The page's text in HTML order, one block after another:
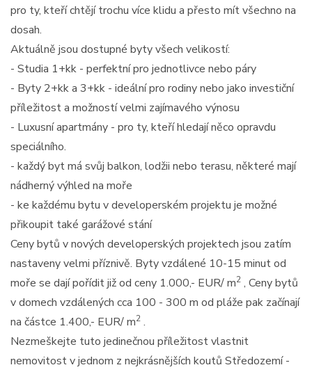
pro ty, kteří chtějí trochu více klidu a přesto mít všechno na
dosah.
Aktuálně jsou dostupné byty všech velikostí:
- Studia 1+kk - perfektní pro jednotlivce nebo páry
- Byty 2+kk a 3+kk - ideální pro rodiny nebo jako investiční
příležitost a možností velmi zajímavého výnosu
- Luxusní apartmány - pro ty, kteří hledají něco opravdu
speciálního.
- každý byt má svůj balkon, lodžii nebo terasu, některé mají
nádherný výhled na moře
- ke každému bytu v developerském projektu je možné
přikoupit také garážové stání
Ceny bytů v nových developerských projektech jsou zatím
nastaveny velmi příznivě. Byty vzdálené 10-15 minut od
moře se dají pořídit již od ceny 1.000,- EUR/ m2 , Ceny bytů
v domech vzdálených cca 100 - 300 m od pláže pak začínají
na částce 1.400,- EUR/ m2 .
Nezmeškejte tuto jedinečnou příležitost vlastnit
nemovitost v jednom z nejkrásnějších koutů Středozemí -